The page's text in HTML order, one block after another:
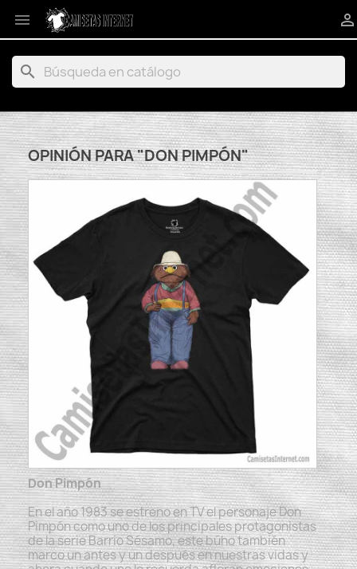
 
search
OPINIÓN PARA "DON PIMPÓN"
Don Pimpón
En el año 1983 se estreno en TV el personaje Don
Pimpón como uno de los principales protagonistas
de la serie Barrio Sésamo, este búho también
marco un antes y un después en nuestras vidas y